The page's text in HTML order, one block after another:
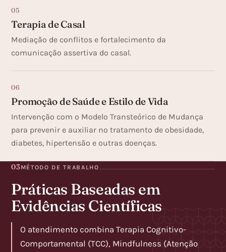
05
Terapia de Casal
Mediação de conflitos e fortalecimento da
comunicação assertiva do casal.
06
Promoção de Saúde e Estilo de Vida
Intervenção com o Modelo Transteórico de Mudança
para prevenir e auxiliar no tratamento de obesidade,
diabetes, hipertensão e outras doenças.
03MÉTODO DE TRABALHO
Práticas Baseadas em
Evidências Científicas
O atendimento combina Terapia Cognitivo-
Comportamental (TCC), Mindfulness (Atenção